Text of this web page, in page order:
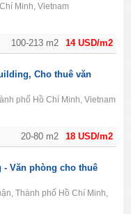
14 USD/m2
100-213 m2
Minh, Vietnam
18 USD/m2
20-80 m2
Cho thuê văn
phố Hồ Chí Minh, Vietnam
- Văn phòng cho thuê
Thành phố Hồ Chí Minh,